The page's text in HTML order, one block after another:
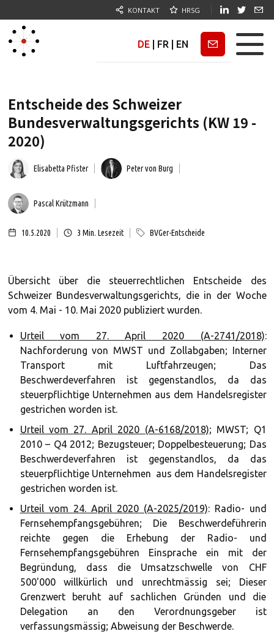
KONTAKT HRSG
DE FR EN Newsletter
Entscheide des Schweizer
Bundesverwaltungsgerichts (KW 19 -
2020)
Elisabetta Pfister Peter von Burg
Pascal Krützmann
10.5.2020 3 Min. Lesezeit BVGer-Entscheide
Übersicht über die steuerrechtlichen Entscheide des
Schweizer Bundesverwaltungsgerichts, die in der Woche
vom 4. Mai - 10. Mai 2020 publiziert wurden.
Urteil vom 27. April 2020 (A-2741/2018):
Nachforderung von MWST und Zollabgaben; Interner
Transport mit Luftfahrzeugen; Das
Beschwerdeverfahren ist gegenstandlos, da das
steuerpflichtige Unternehmen aus dem Handelsregister
gestrichen worden ist.
Urteil vom 27. April 2020 (A-6168/2018); MWST; Q1
2010 – Q4 2012; Bezugsteuer; Doppelbesteuerung; Das
Beschwerdeverfahren ist gegenstandlos, da das
steuerpflichtige Unternehmen aus dem Handelsregister
gestrichen worden ist.
Urteil vom 24. April 2020 (A-2025/2019): Radio- und
Fernsehempfangsgebühren; Die Beschwerdeführerin
reichte gegen die Erhebung der Radio- und
Fernsehempfangsgebühren Einsprache ein mit der
Begründung, dass die Umsatzschwelle von CHF
500'000 willkürlich und unrechtmässig sei; Dieser
Grenzwert beruht auf sachlichen Gründen und die
Delegation an den Verordnungsgeber ist
verfassungsmässig; Abweisung der Beschwerde.